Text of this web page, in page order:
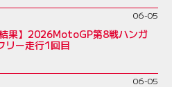
06-05
結果】2026MotoGP第8戦ハンガ
リー走行1回目
06-05